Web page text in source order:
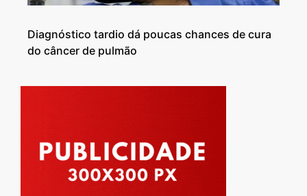
Diagnóstico tardio dá poucas chances de cura
do câncer de pulmão